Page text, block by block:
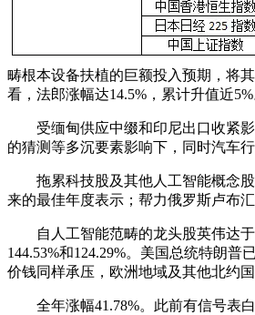
畴根本设备扶植的巨额投入预期，将
看，法郎涨幅达14.5%，累计升值近
受缅甸供应中缀和印尼出口收紧影
的猜测等多沉要素影响下，同时汽车
拖累科技股及其他人工智能概念股
来的最佳年度表示；帮力俄罗斯卢布
自人工智能范畴的龙头股英伟达于
144.53%和124.29%。美国总统特朗
价钱同样承压，欧洲地域及其他北约
全年涨幅41.78%。此前有信号表白